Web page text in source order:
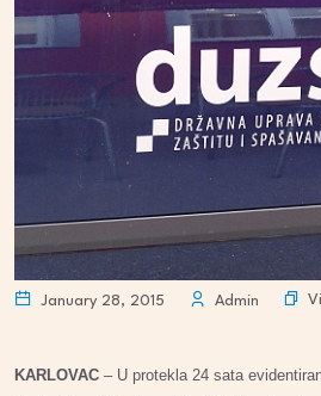
January 28, 2015 Admin
KARLOVAC – U protekla 24 sata